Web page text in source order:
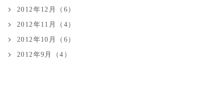
2012年12月（6）
2012年11月（4）
2012年10月（6）
2012年9月（4）